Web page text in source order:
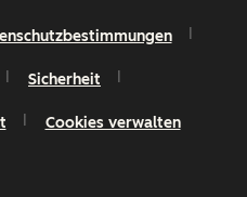
Sicherheit
Cookies verwalten